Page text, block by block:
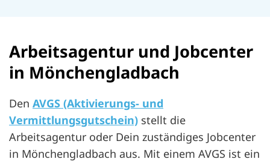
Arbeitsagentur und Jobcenter
in Mönchengladbach
Den AVGS (Aktivierungs- und
Vermittlungsgutschein) stellt die
Arbeitsagentur oder Dein zuständiges Jobcenter
in Mönchengladbach aus. Mit einem AVGS ist ein